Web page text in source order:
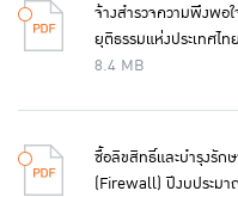
จ้างสำรวจความพึงพอ
ยุติธรรมแห่งประเทศไ
8.4 MB
ซื้อลิขสิทธิ์และบำรุงรัก
(Firewall) ปีงบประม